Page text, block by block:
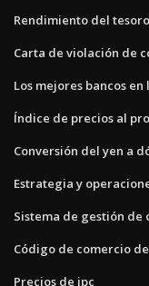
Rendimiento del
Carta de violación de
Los mejores bancos
Índice de precios al
Conversión del yen a
Estrategia y
Sistema de gestión
Código de comercio
Precios de ipc